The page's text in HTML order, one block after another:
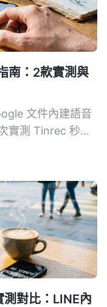
南：2款實測與
文件內建語音
實測 Tinrec 秒聽
對比：LINE內